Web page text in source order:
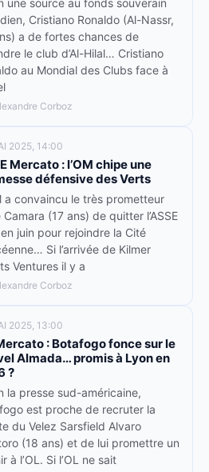
une source au fonds souverain
Cristiano Ronaldo (Al-Nassr,
a de fortes chances de
le club d’Al-Hilal… Cristiano
au Mondial des Clubs face à
Corboz
2025, 14:00
Mercato : l’OM chipe une
défensive des Verts
a convaincu le très prometteur
Camara (17 ans) de quitter l’ASSE
juin pour rejoindre la Cité
Si l’arrivée de Kilmer
Ventures il y a
Corboz
2025, 13:00
: Botafogo fonce sur le
Almada… promis à Lyon en
?
la presse sud-américaine,
est proche de recruter la
du Velez Sarsfield Alvaro
(18 ans) et de lui promettre un
à l’OL. Si l’OL ne sait